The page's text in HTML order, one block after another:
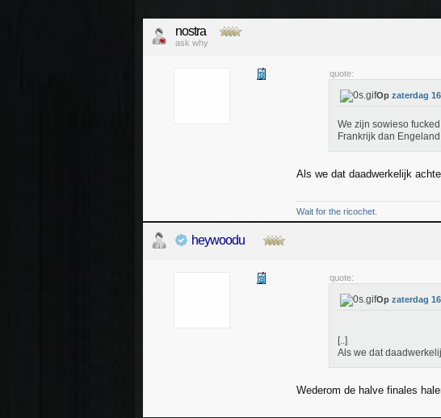
nostra
ask why
quote:
Op zaterdag
We zijn sowieso
Frankrijk dan
Als we dat daadwerkelijk
Wait for the ricochet.
heywoodu
quote:
Op zaterdag
[..]
Als we dat
Wederom de halve finales